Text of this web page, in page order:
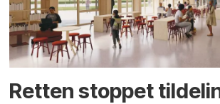
Retten stoppet